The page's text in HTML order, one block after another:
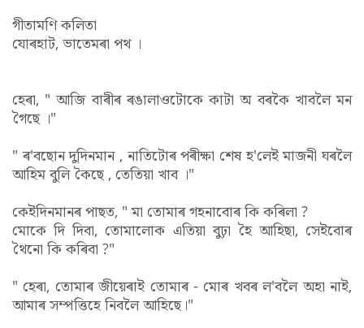
গীতামণি কলিতা
যোৰহাট, ভাতেমৰা পথ ।
হেৰা, " আজি বাৰীৰ ৰঙালাওটোকে কাটা অ বৰকৈ খাবলৈ মন
গৈছে ।"
" ৰ'বছোন দুদিনমান , নাতিটোৰ পৰীক্ষা শেষ হ'লেই মাজনী ঘৰলৈ
আহিম বুলি কৈছে , তেতিয়া খাব ।"
কেইদিনমানৰ পাছত, " মা তোমাৰ গহনাবোৰ কি কৰিলা ?
মোকে দি দিবা, তোমালোক এতিয়া বুঢ়া হৈ আহিছা, সেইবোৰ
থৈনো কি কৰিবা ?"
" হেৰা, তোমাৰ জীয়েৰাই তোমাৰ - মোৰ খবৰ ল'বলৈ অহা নাই,
আমাৰ সম্পত্তিহে নিবলৈ আহিছে।"